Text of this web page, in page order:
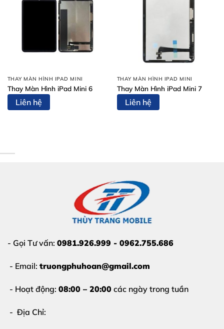
THAY MÀN HÌNH IPAD MINI
Thay Màn Hình iPad Mini 6
Liên hệ
THAY MÀN HÌNH IPAD MINI
Thay Màn Hình iPad Mini 7
Liên hệ
- Gọi Tư vấn: 0981.926.999 - 0962.755.686
- Email: truongphuhoan@gmail.com
- Hoạt động: 08:00 – 20:00 các ngày trong tuần
- Địa Chỉ: